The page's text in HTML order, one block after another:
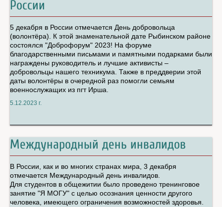
России
5 декабря в России отмечается День добровольца
(волонтёра). К этой знаменательной дате Рыбинском районе
состоялся "Доброфорум" 2023! На форуме
благодарственными письмами и памятными подарками были
награждены руководитель и лучшие активисты –
добровольцы нашего техникума. Также в преддверии этой
даты волонтёры в очередной раз помогли семьям
военнослужащих из пгт Ирша.
5.12.2023 г.
Международный день инвалидов
В России, как и во многих странах мира, 3 декабря
отмечается Международный день инвалидов.
Для студентов в общежитии было проведено тренинговое
занятие "Я МОГУ" с целью осознания ценности другого
человека, имеющего ограничения возможностей здоровья.